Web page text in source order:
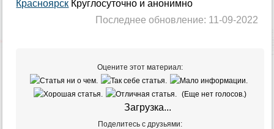
Красноярск Круглосуточно и анонимно
Последнее обновление: 11-09-2022
Оцените этот материал:
(Еще нет голосов.)
Загрузка...
Поделитесь с друзьями: